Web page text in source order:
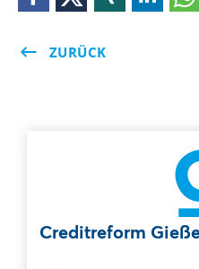
ZURÜCK
Creditreform